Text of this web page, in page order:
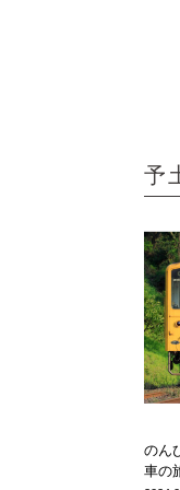
予
のん
車の